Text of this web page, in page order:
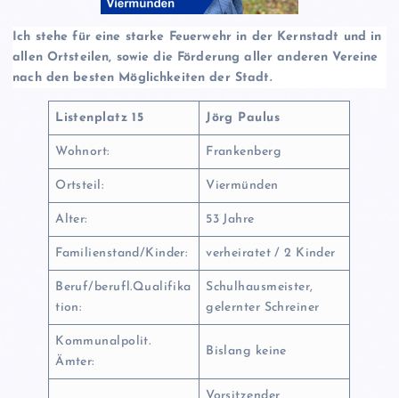
Ich stehe für eine starke Feuerwehr in der Kernstadt und in
allen Ortsteilen, sowie die Förderung aller anderen Vereine
nach den besten Möglichkeiten der Stadt.
Listenplatz 15 Jörg Paulus
Wohnort: Frankenberg
Ortsteil: Viermünden
Alter: 53 Jahre
Familienstand/Kinder: verheiratet / 2 Kinder
Beruf/berufl.Qualifika
tion:
Schulhausmeister,
gelernter Schreiner
Kommunalpolit.
Ämter:
Bislang keine